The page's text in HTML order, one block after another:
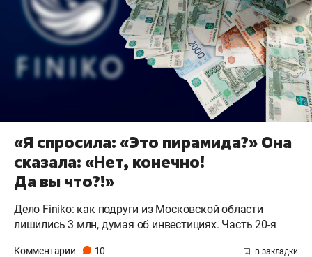
«Я спросила: «Это пирамида?» Она
сказала: «Нет, конечно!
Да вы что?!»
Дело Finiko: как подруги из Московской области
лишились 3 млн, думая об инвестициях. Часть 20-я
Комментарии 10